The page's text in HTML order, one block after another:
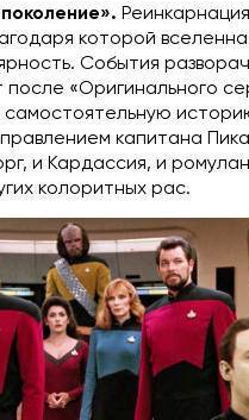
которой
События
после «Оригинального
самостоятельную
капитана
и Кардассия, и
колоритных рас.